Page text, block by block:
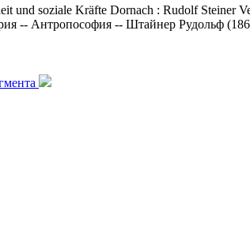
und soziale Kräfte Dornach : Rudolf Steiner
-- Антропософия -- Штайнер Рудольф